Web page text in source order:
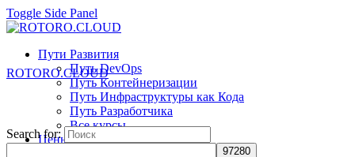
Toggle Side Panel
Пути Развития
Путь DevOps
Путь Контейнеризации
Путь Инфраструктуры как Кода
Путь Разработчика
Все курсы
Цены
ROTORO.CLOUD
Search for: